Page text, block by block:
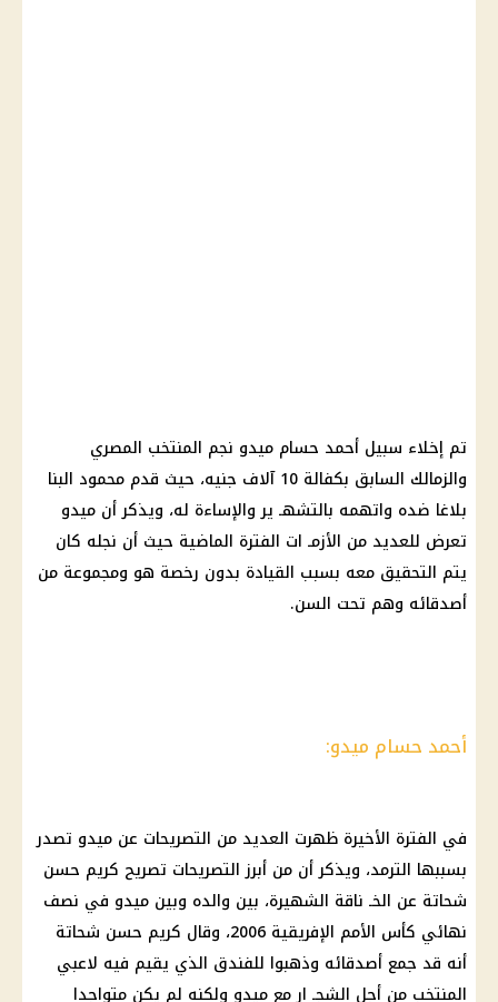
تم إخلاء سبيل أحمد حسام ميدو نجم المنتخب المصري
والزمالك السابق بكفالة 10 آلاف جنيه، حيث قدم محمود البنا
بلاغا ضده واتهمه بالتشهـ ير والإساءة له، ويذكر أن ميدو
تعرض للعديد من الأزمـ ات الفترة الماضية حيث أن نجله كان
يتم التحقيق معه بسبب القيادة بدون رخصة هو ومجموعة من
أصدقائه وهم تحت السن.
أحمد حسام ميدو:
في الفترة الأخيرة ظهرت العديد من التصريحات عن ميدو تصدر
بسببها الترمد، ويذكر أن من أبرز التصريحات تصريح كريم حسن
شحاتة عن الخـ ناقة الشهيرة، بين والده وبين ميدو في نصف
نهائي كأس الأمم الإفريقية 2006، وقال كريم حسن شحاتة
أنه قد جمع أصدقائه وذهبوا للفندق الذي يقيم فيه لاعبي
المنتخب من أجل الشجـ ار مع ميدو ولكنه لم يكن متواجدا